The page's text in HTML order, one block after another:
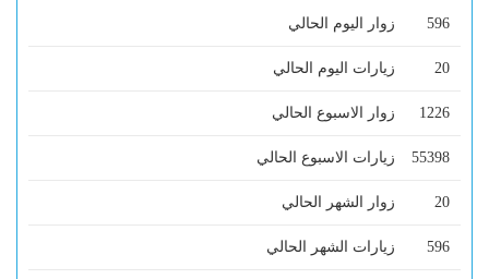
596 زوار اليوم الحالي
20 زيارات اليوم الحالي
1226 زوار الاسبوع الحالي
55398 زيارات الاسبوع الحالي
20 زوار الشهر الحالي
596 زيارات الشهر الحالي